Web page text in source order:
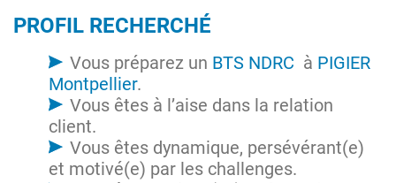
PROFIL RECHERCHÉ
Vous préparez un BTS NDRC à PIGIER
Montpellier.
Vous êtes à l’aise dans la relation
client.
Vous êtes dynamique, persévérant(e)
et motivé(e) par les challenges.